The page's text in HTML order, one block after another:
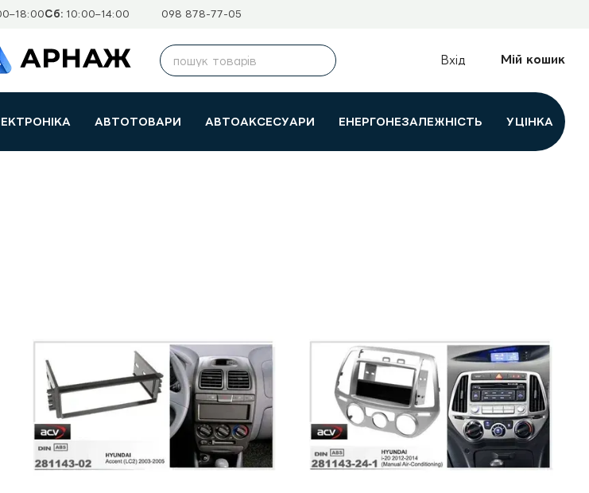
Сб: 10:00–14:00 098 878-77-05
Вхід Мій кошик
АВТОТОВАРИ АВТОАКСЕСУАРИ ЕНЕРГОНЕЗАЛЕЖНІСТЬ УЦІНКА